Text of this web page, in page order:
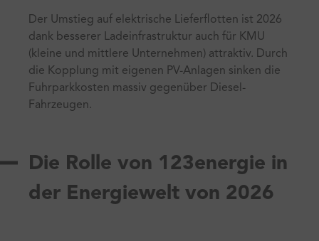
Der Umstieg auf elektrische Lieferflotten ist 2026
dank besserer Ladeinfrastruktur auch für KMU
(kleine und mittlere Unternehmen) attraktiv. Durch
die Kopplung mit eigenen PV-Anlagen sinken die
Fuhrparkkosten massiv gegenüber Diesel-
Fahrzeugen.
Die Rolle von 123energie in
der Energiewelt von 2026